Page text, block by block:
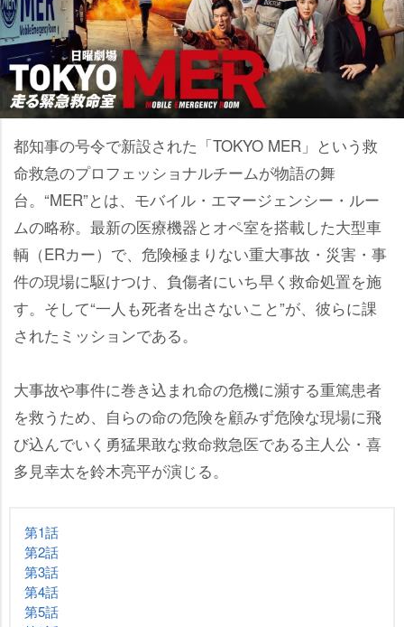
都知事の号令で新設された「TOKYO MER」という救
命救急のプロフェッショナルチームが物語の舞
台。“MER”とは、モバイル・エマージェンシー・ルー
ムの略称。最新の医療機器とオペ室を搭載した大型車
輌（ERカー）で、危険極まりない重大事故・災害・事
件の現場に駆けつけ、負傷者にいち早く救命処置を施
す。そして“一人も死者を出さないこと”が、彼らに課
されたミッションである。
大事故や事件に巻き込まれ命の危機に瀕する重篤患者
を救うため、自らの命の危険を顧みず危険な現場に飛
び込んでいく勇猛果敢な救命救急医である主人公・喜
多見幸太を鈴木亮平が演じる。
第1話
第2話
第3話
第4話
第5話